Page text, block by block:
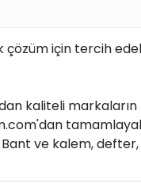
için tercih
kaliteli
ve kalem,